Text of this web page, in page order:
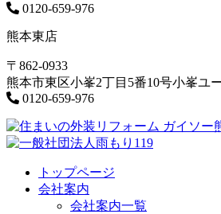
0120-659-976
熊本東店
〒862-0933
熊本市東区小峯2丁目5番10号小峯ユ
0120-659-976
トップページ
会社案内
会社案内一覧